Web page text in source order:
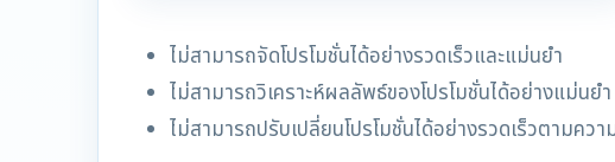
ไม่สามารถจัดโปรโมชั่นได้อย่างรวดเร็วและแม่นยำ
ไม่สามารถวิเคราะห์ผลลัพธ์ของโปรโมชั่นได้อย่างแม่นยำ
ไม่สามารถปรับเปลี่ยนโปรโมชั่นได้อย่างรวดเร็วตามคว